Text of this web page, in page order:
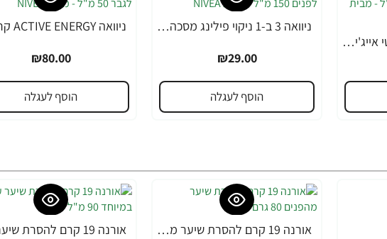
ניוואה לומינוס סרום אנטי אייג'ינג לטיפול בכתמים כהים 30 מ"ל - מבית NIVEA
ניוואה 3 ב-1 ניקוי פילינג מסכה לפנים 150 מ"ל - מבית NIVEA
₪29.00
הוסף לעגלה
₪80.00
הוסף לעגלה
אורנה 19 קרם להסרת שיער מהפנים 80 גרם